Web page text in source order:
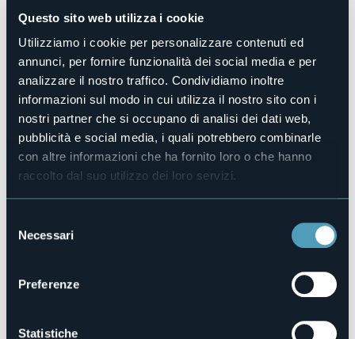
Questo sito web utilizza i cookie
Utilizziamo i cookie per personalizzare contenuti ed
annunci, per fornire funzionalità dei social media e per
analizzare il nostro traffico. Condividiamo inoltre
informazioni sul modo in cui utilizza il nostro sito con i
nostri partner che si occupano di analisi dei dati web,
pubblicità e social media, i quali potrebbero combinarle
con altre informazioni che ha fornito loro o che hanno
raccolto dal suo utilizzo dei loro servizi.
delNecessari
Preferenze
Statistiche
Agroalimentari Tradizionali”. Sarà anche e soprattutto un
percorso nel gusto grazie allamostra mercato in cui
acquistare formaggi caprini e ovini e i violini di capra
una produzione di nicchia simile al prosciutto crudo e
realizzata attraverso un accurato lavoro di stagionatura ed
insaporimento con pepe, cannella, alloro e rosmarino. Nel
pomeriggio, dopo un gustoso pranzo in area coperta,
inizieranno ledimostrazioni di mungiturae le attività
dedicate ai più piccoli.
Luogo dell'evento
Borgo di Santa Maria Maggiore
+39 0324 95091
info@santamariamaggiore.info
https://santamariamaggiore.info/